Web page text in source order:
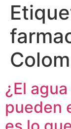
¿El
pueden